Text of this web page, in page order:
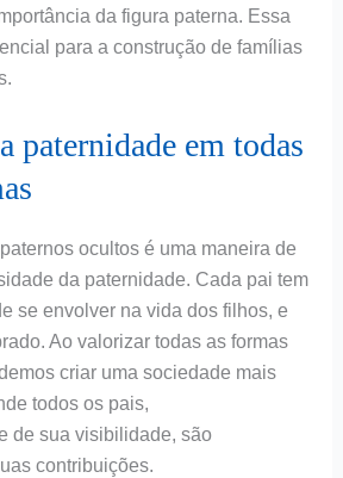
da figura paterna. Essa
para a construção de famílias
paternidade em todas
ocultos é uma maneira de
da paternidade. Cada pai tem
se envolver na vida dos filhos, e
Ao valorizar todas as formas
criar uma sociedade mais
todos os pais,
de sua visibilidade, são
contribuições.